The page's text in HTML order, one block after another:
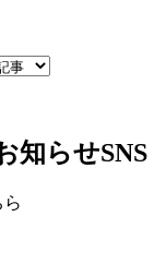
知らせSNS